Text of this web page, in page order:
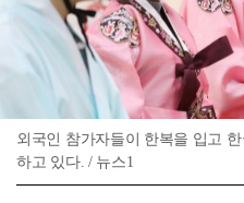
외국인 참가자들이 한복을 입고
하고 있다. / 뉴스1